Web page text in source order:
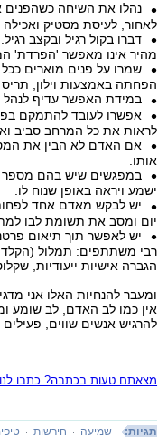
נהלו את השיחה כשהפנים
לאחור, לעיסת מסטיק ואכילה
דברו בקול רגיל ובקצב
מהיר אינו מאפשר 'הפרדת'
שמרו על פנים מוארים
הפחתה באמצעות וילון,
במידת האפשר עדיף
אפשרו לעובד להתמקם
לראות את כל המרחב סביב
אם האדם לא הבין את
אותו.
במפגשים שיש בהם מספר
ישמע ויראה באופן שנוח לו.
יש לבקש מאדם אחד
יום ומסב את תשומת לבו
יש לאפשר תוך תיאום
רבי משתתפים: תמלול
הגברה אישיות ייעודיות,
ומעבר להנחיות האלו אני
אין כמו לב האדם, לב שומע
להרגיש אנשים שווים,
מצאתם טעות בכתבה? כתבו לנו
תגיות: שמיעה חירשות